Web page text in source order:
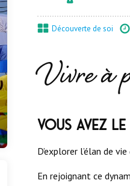
Découverte de soi
Vivre à
Vous avez
D’explorer l’élan de
En rejoignant ce